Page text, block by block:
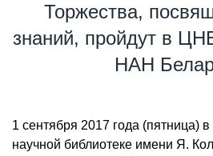
Торжества,
знаний, пройдут в
НАН
1 сентября 2017 года (пятница)
научной библиотеке имени Я.